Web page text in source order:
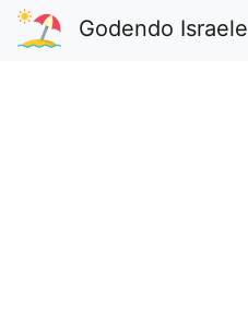
Godendo Israele